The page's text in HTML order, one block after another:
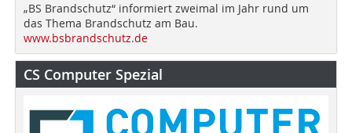
„BS Brandschutz“ informiert zweimal im Jahr rund um
das Thema Brandschutz am Bau.
www.bsbrandschutz.de
CS Computer Spezial